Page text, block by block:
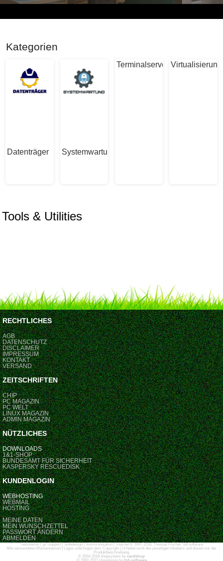
Kategorien
Datenträger Systemwartung
Terminalserver Virtualisierung
Tools & Utilities
RECHTLICHES
AGB
DATENSCHUTZ
DISCLAIMER
IMPRESSUM
KONTAKT
VERSAND
ZEITSCHRIFTEN
CHIP
PC MAGAZIN
PC WELT
LINUX MAGAZIN
ADMIN MAGAZIN
NÜTZLICHES
DOWNLOADS
1&1-SHOP
BUNDESAMT FÜR SICHERHEIT
KASPERSKY RESCUEDISK
KUNDENLOGIN
WEBHOSTING
WEBMAIL
HOSTING
MEINE DATEN
MEIN WUNSCHZETTEL
PASSWORT ÄNDERN
ABMELDEN
.netzwerke | .pc-support | .webdesign | .kommunikation | .internet © 1997-2018, Thomas Fischer, ttd-software
Alle verwendeten Markennamen | Logos unterliegen dem Copyright | Urheberrecht des jeweiligen Inhabers und dienen nur der
Produktbeschreibung.
© 2004-2018 shopsystem by randshop